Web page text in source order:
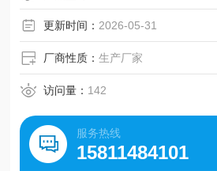
更新时间： 2026-05-31
厂商性质：生产厂家
访问量： 142
服务热线
15811484101